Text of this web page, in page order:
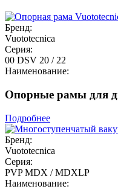
Бренд:
Vuototecnica
Серия:
00 DSV 20 / 22
Наименование:
Опорные рамы для
Подробнее
Бренд:
Vuototecnica
Серия:
PVP MDX / MDXLP
Наименование: